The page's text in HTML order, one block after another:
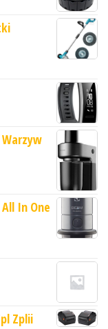
In One
Zplii